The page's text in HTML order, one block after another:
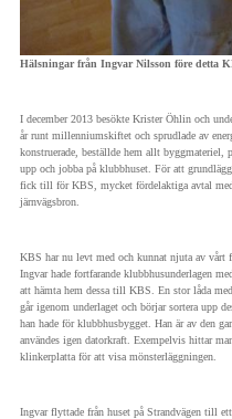
Hälsningar från Ingvar Nilsson före detta
I december 2013 besökte Krister Öhlin och
år runt millenniumskiftet och sprudlade av
konstruerade, beställde hem allt byggmateriel,
upp och jobba på klubbhuset. För att
fick till för KBS, mycket fördelaktiga avtal
järnvägsbron.
KBS har nu levt med och kunnat njuta av vårt
Ingvar hade fortfarande klubbhusunderlagen
att hämta hem dessa till KBS. En stor låda
går igenom underlaget och börjar sortera upp
han hade för klubbhusbygget. Han är av den
användes igen datorkraft. Exempelvis hittar
klinkerplatta för att visa mönsterläggningen.
Ingvar flyttade från huset på Strandvägen till